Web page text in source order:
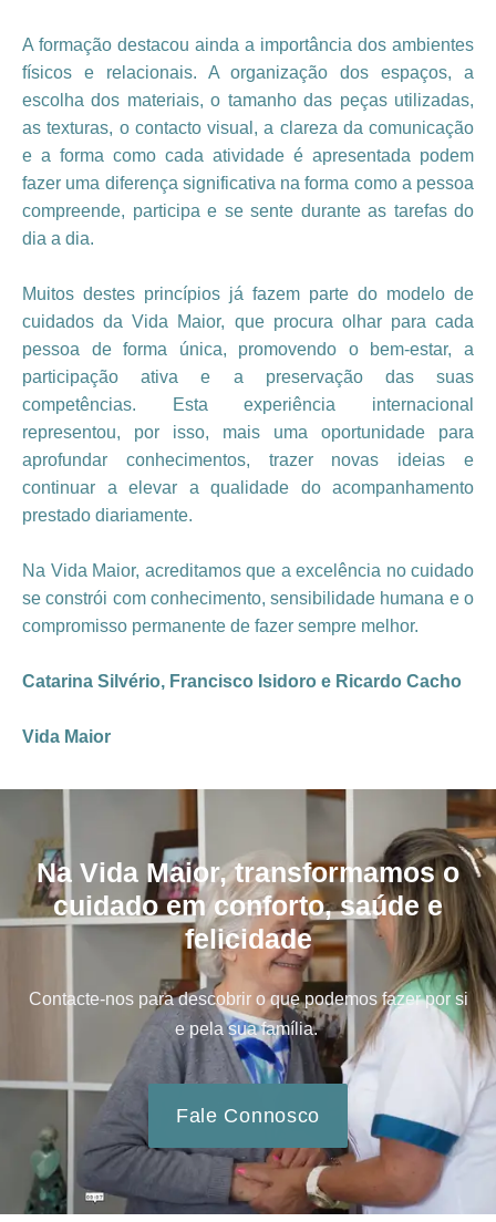
A formação destacou ainda a importância dos ambientes
físicos e relacionais. A organização dos espaços, a
escolha dos materiais, o tamanho das peças utilizadas,
as texturas, o contacto visual, a clareza da comunicação
e a forma como cada atividade é apresentada podem
fazer uma diferença significativa na forma como a pessoa
compreende, participa e se sente durante as tarefas do
dia a dia.
Muitos destes princípios já fazem parte do modelo de
cuidados da Vida Maior, que procura olhar para cada
pessoa de forma única, promovendo o bem-estar, a
participação ativa e a preservação das suas
competências. Esta experiência internacional
representou, por isso, mais uma oportunidade para
aprofundar conhecimentos, trazer novas ideias e
continuar a elevar a qualidade do acompanhamento
prestado diariamente.
Na Vida Maior, acreditamos que a excelência no cuidado
se constrói com conhecimento, sensibilidade humana e o
compromisso permanente de fazer sempre melhor.
Catarina Silvério, Francisco Isidoro e Ricardo Cacho
Vida Maior
Na Vida Maior, transformamos o
cuidado em conforto, saúde e
felicidade
Contacte-nos para descobrir o que podemos fazer por si
e pela sua família.
Fale Connosco